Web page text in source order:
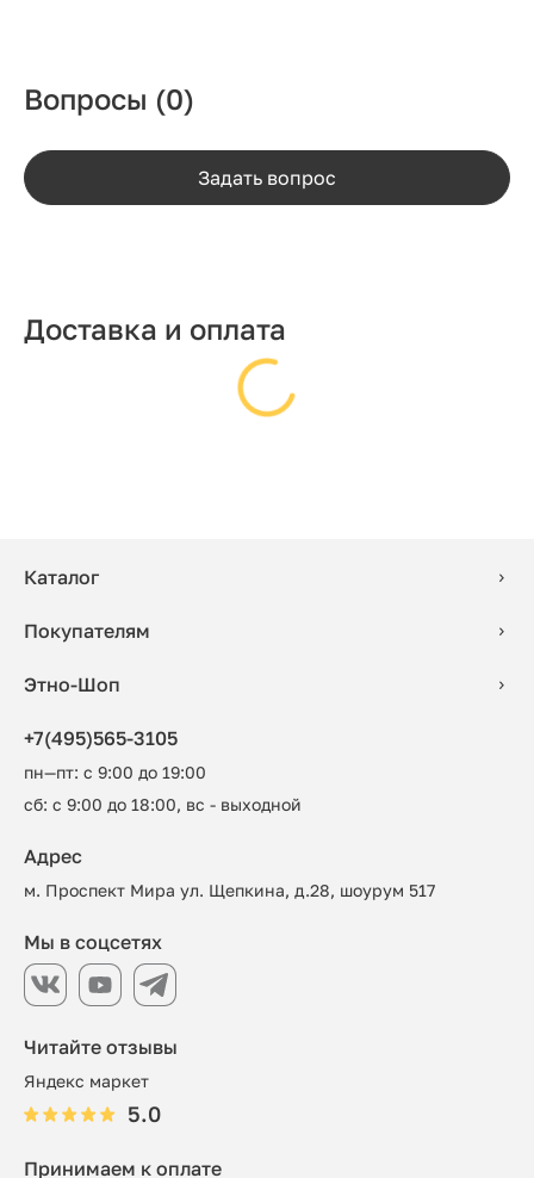
Вопросы (0)
Задать вопрос
Доставка и оплата
Каталог
Покупателям
Этно-Шоп
+7(495)565-3105
пн—пт: с 9:00 до 19:00
сб: с 9:00 до 18:00, вс - выходной
Читайте отзывы
Яндекс маркет
5.0
Адрес
м. Проспект Мира ул. Щепкина, д.28, шоурум 517
Принимаем к оплате
Мы в соцсетях